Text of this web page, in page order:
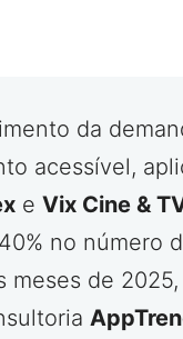
da
acessível,
e Vix Cine &
no número
meses de